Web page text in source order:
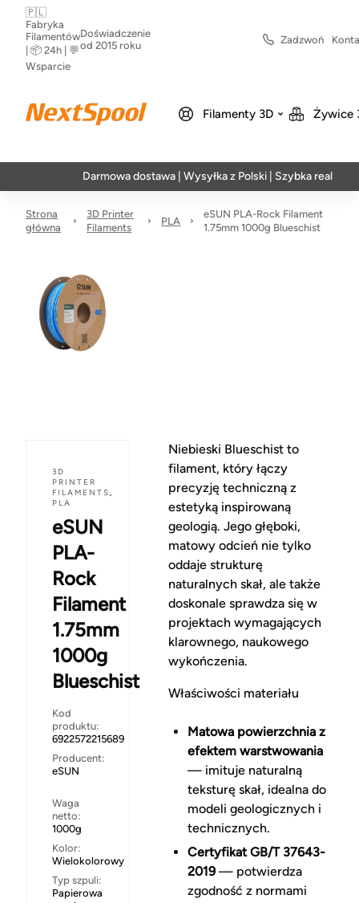
🇵🇱
Fabryka
Filamentów
| 📦 24h | 💬
Wsparcie
Doświadczenie
od 2015 roku
Zadzwoń
Filamenty 3D Żywice
Darmowa dostawa | Wysyłka z Polski | Szybka realizacja w 24h
Strona
główna
3D Printer
Filaments
PLA
eSUN PLA-Rock Filament
1.75mm 1000g Blueschist
3D
PRINTER
FILAMENTS,
PLA
eSUN
PLA-
Rock
Filament
1.75mm
1000g
Blueschist
Kod
produktu:
6922572215689
Producent:
eSUN
Waga
netto:
1000g
Kolor:
Wielokolorowy
Typ szpuli:
Papierowa
Niebieski Blueschist to
filament, który łączy
precyzję techniczną z
estetyką inspirowaną
geologią. Jego głęboki,
matowy odcień nie tylko
oddaje strukturę
naturalnych skał, ale także
doskonale sprawdza się w
projektach wymagających
klarownego, naukowego
wykończenia.
Właściwości materiału
Matowa powierzchnia z
efektem warstwowania
— imituje naturalną
teksturę skał, idealna do
modeli geologicznych i
technicznych.
Certyfikat GB/T 37643-
2019— potwierdza
zgodność z normami